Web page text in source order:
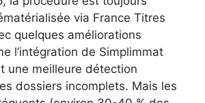
via France Titres
quelques améliorations
l’intégration de Simplimmat
une meilleure détection
dossiers incomplets. Mais les